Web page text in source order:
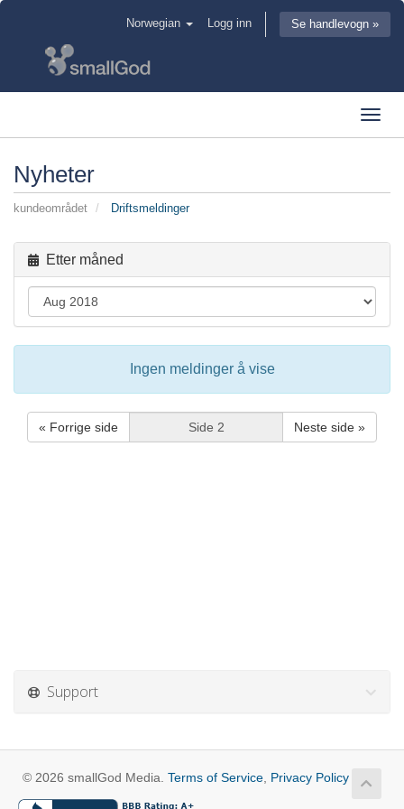
Norwegian Logg inn Se handlevogn »
Nyheter
kundeområdet Driftsmeldinger
Etter måned
Ingen meldinger å vise
« Forrige side Neste side »
Support
© 2026 smallGod Media. Terms of Service Privacy Policy